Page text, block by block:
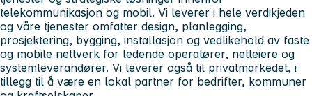
telekommunikasjon og mobil. Vi leverer i hele verdikjeden
og våre tjenester omfatter design, planlegging,
prosjektering, bygging, installasjon og vedlikehold av faste
og mobile nettverk for ledende operatører, netteiere og
systemleverandører. Vi leverer også til privatmarkedet, i
tillegg til å være en lokal partner for bedrifter, kommuner